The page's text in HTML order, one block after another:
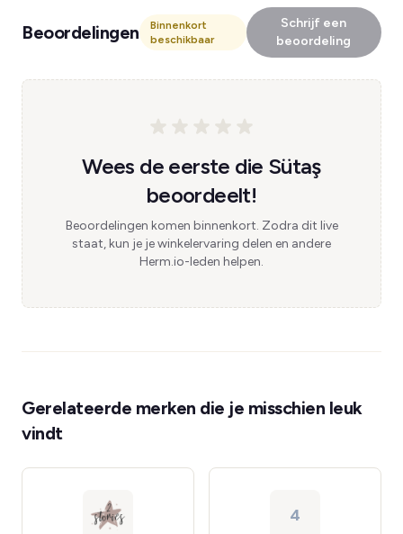
Beoordelingen
Binnenkort
beschikbaar
Schrijf een
beoordeling
Wees de eerste die Sütaş
beoordeelt!
Beoordelingen komen binnenkort. Zodra dit live
staat, kun je je winkelervaring delen en andere
Herm.io-leden helpen.
Gerelateerde merken die je misschien leuk
vindt
4